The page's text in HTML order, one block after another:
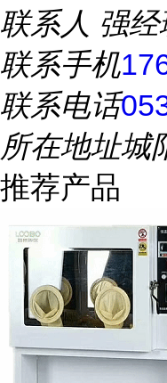
联系人 强经
联系手机
联系电话
所在地址城
推荐产品